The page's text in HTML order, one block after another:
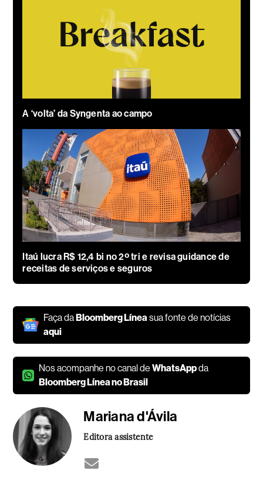
A ‘volta’ da Syngenta ao campo
Itaú lucra R$ 12,4 bi no 2º tri e revisa guidance de
receitas de serviços e seguros
Faça daBloomberg Línea sua fonte de notícias
aqui
Nos acompanhe no canal deWhatsAppda
Bloomberg Línea no Brasil
Mariana d'Ávila
Editora assistente